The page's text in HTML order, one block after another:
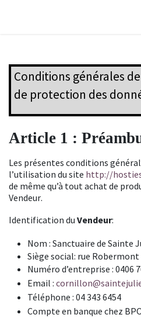
Conditions générales
de protection des
Article 1 :
Les présentes conditions
l’utilisation du site http://
de même qu’à tout achat de
Vendeur.
Identification du Vendeur:
Nom : Sanctuaire de Sainte
Siège social: rue Robermont
Numéro d’entreprise : 0406
Email :
Téléphone : 04 343 6454
Compte en banque chez